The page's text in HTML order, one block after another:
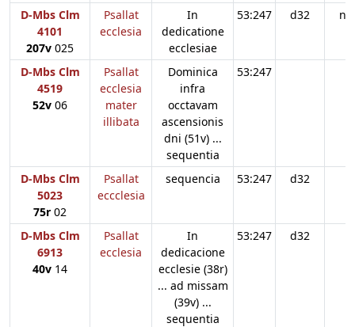
D-Mbs Clm
4101
207v 025
Psallat
ecclesia
In
dedicatione
ecclesiae
53:247 d32
D-Mbs Clm
4519
52v 06
Psallat
ecclesia
mater
illibata
Dominica
infra
occtavam
ascensionis
dni (51v) ...
sequentia
53:247
D-Mbs Clm
5023
75r 02
Psallat
eccclesia
sequencia 53:247 d32
D-Mbs Clm
6913
40v 14
Psallat
ecclesia
In
dedicacione
ecclesie (38r)
... ad missam
(39v) ...
sequentia
53:247 d32